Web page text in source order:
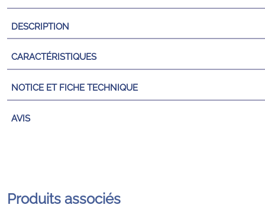
DESCRIPTION
CARACTÉRISTIQUES
NOTICE ET FICHE TECHNIQUE
AVIS
Produits associés